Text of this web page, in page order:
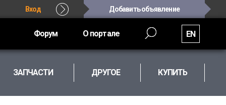
Вход Добавить объявление
Форум О портале EN
ЗАПЧАСТИ ДРУГОЕ КУПИТЬ